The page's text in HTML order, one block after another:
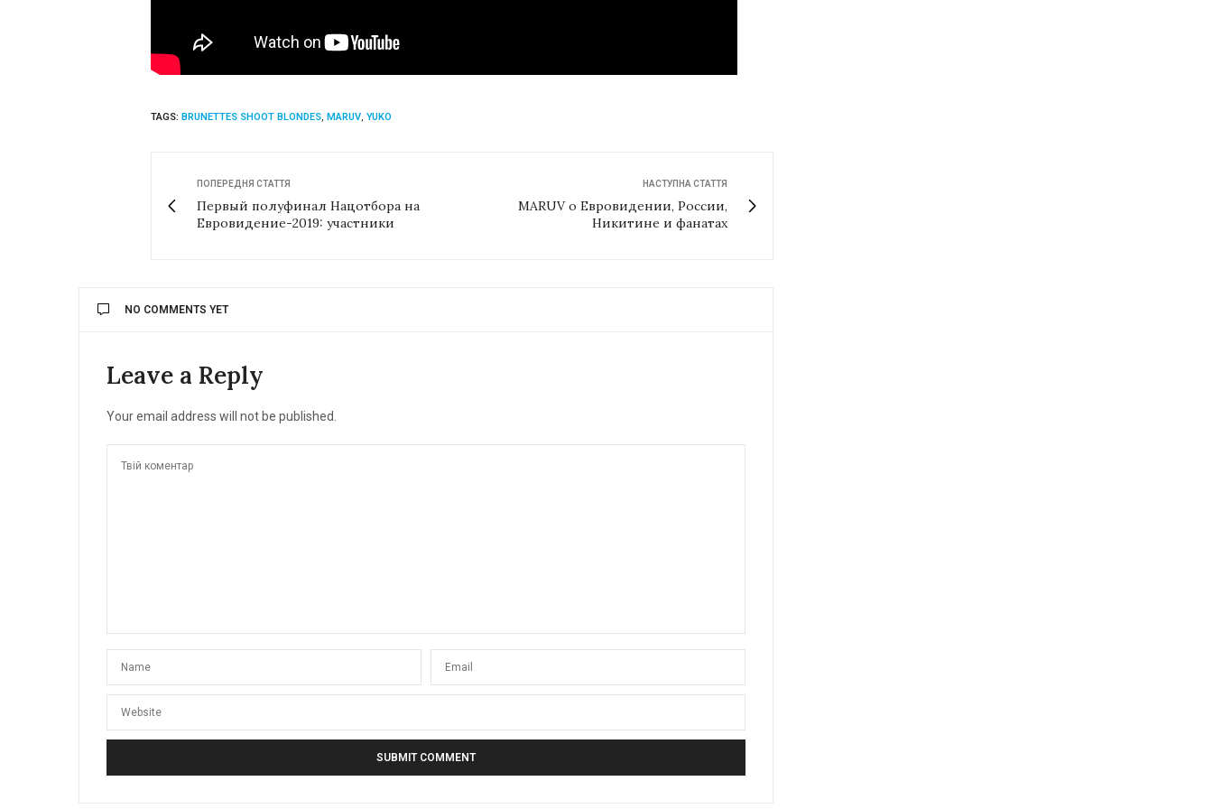
TAGS: BRUNETTES SHOOT BLONDES, MARUV, YUKO
ПОПЕРЕДНЯ СТАТТЯ
Первый полуфинал Нацотбора на
Евровидение-2019: участники
НАСТУПНА СТАТТЯ
MARUV о Евровидении, России,
Никитине и фанатах
NO COMMENTS YET
Leave a Reply
Your email address will not be published.